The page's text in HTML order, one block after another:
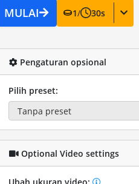
MULAI 1/ 30s
Pengaturan opsional
Pilih preset:
Optional Video settings